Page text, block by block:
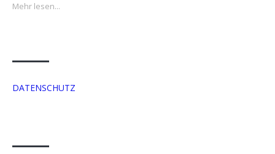
Mehr lesen...
DATENSCHUTZ